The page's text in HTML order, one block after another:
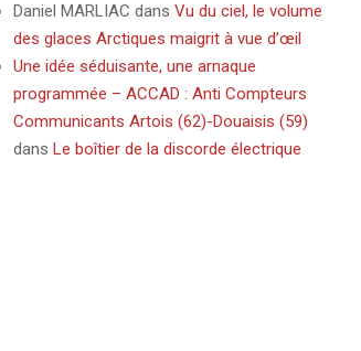
Daniel MARLIAC dans Vu du ciel, le volume
des glaces Arctiques maigrit à vue d’œil
Une idée séduisante, une arnaque
programmée – ACCAD : Anti Compteurs
Communicants Artois (62)-Douaisis (59)
dans Le boîtier de la discorde électrique